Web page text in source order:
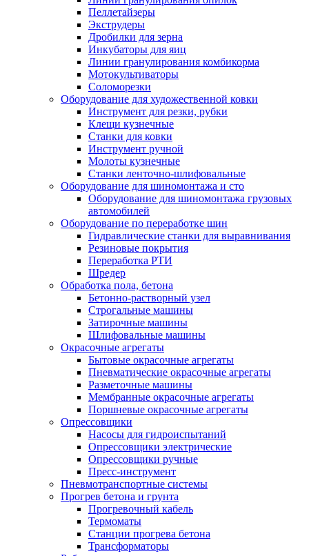
Пеллетайзеры
Экструдеры
Дробилки для зерна
Инкубаторы для яиц
Линии гранулирования комбикорма
Мотокультиваторы
Соломорезки
Оборудование для художественной ковки
Инструмент для резки, рубки
Клещи кузнечные
Станки для ковки
Инструмент ручной
Молоты кузнечные
Станки ленточно-шлифовальные
Оборудование для шиномонтажа и сто
Оборудование для шиномонтажа грузовых
автомобилей
Оборудование по переработке шин
Гидравлические станки для выравнивания
Резиновые покрытия
Переработка РТИ
Шредер
Обработка пола, бетона
Бетонно-растворный узел
Строгальные машины
Затирочные машины
Шлифовальные машины
Окрасочные агрегаты
Бытовые окрасочные агрегаты
Пневматические окрасочные агрегаты
Разметочные машины
Мембранные окрасочные агрегаты
Поршневые окрасочные агрегаты
Опрессовщики
Насосы для гидроиспытаний
Опрессовщики электрические
Опрессовщики ручные
Пресс-инструмент
Пневмотранспортные системы
Прогрев бетона и грунта
Прогревочный кабель
Термоматы
Станции прогрева бетона
Трансформаторы